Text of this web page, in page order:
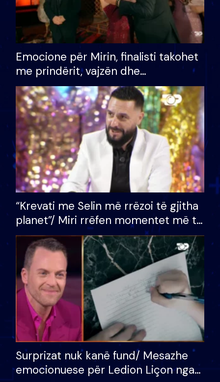
Emocione për Mirin, finalisti takohet
me prindërit, vajzën dhe
bashkëshorten: S’kemi ndonjë letër
divorci apo jo?
“Krevati me Selin më rrëzoi të gjitha
planet”/ Miri rrëfen momentet më të
bukura në shtëpinë e BB VIP: Do më
mungojë zilja e mëngjesit kur…
Surprizat nuk kanë fund/ Mesazhe
emocionuese për Ledion Liçon nga